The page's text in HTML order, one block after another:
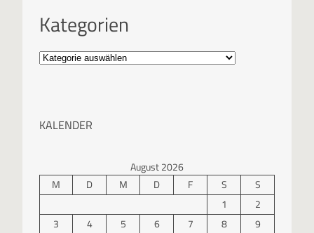
Kategorien
KALENDER
August 2026
M
D M D F S
S
1
2
3
4 5 6 7 8
9